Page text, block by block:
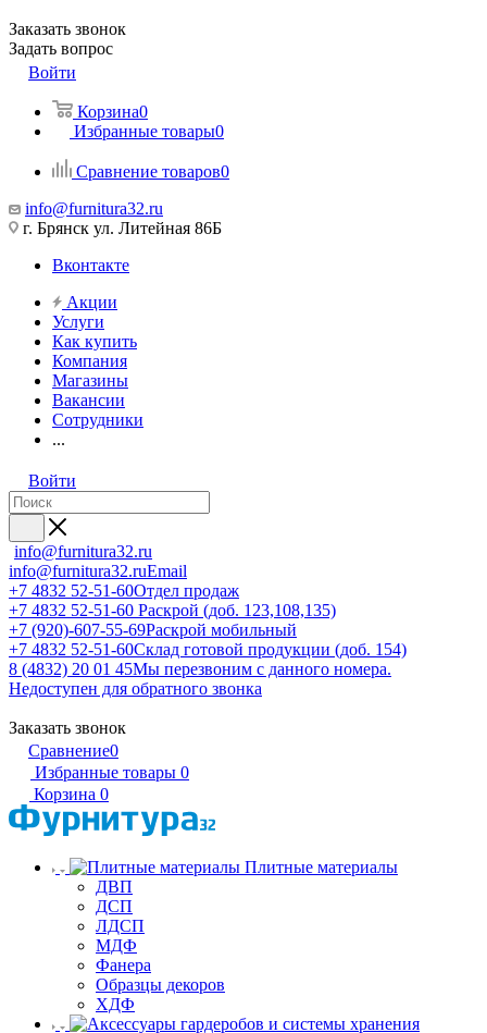
Заказать звонок
Задать вопрос
Войти
Корзина0
Избранные товары0
Сравнение товаров0
info@furnitura32.ru
г. Брянск ул. Литейная 86Б
Вконтакте
Акции
Услуги
Как купить
Компания
Магазины
Вакансии
Сотрудники
...
Войти
info@furnitura32.ru
info@furnitura32.ruEmail
+7 4832 52-51-60Отдел продаж
+7 4832 52-51-60 Раскрой (доб. 123,108,135)
+7 (920)-607-55-69Раскрой мобильный
+7 4832 52-51-60Склад готовой продукции (доб. 154)
8 (4832) 20 01 45Мы перезвоним с данного номера.
Недоступен для обратного звонка
Заказать звонок
Сравнение0
Избранные товары 0
Корзина 0
Плитные материалы
ДВП
ДСП
ЛДСП
МДФ
Фанера
Образцы декоров
ХДФ